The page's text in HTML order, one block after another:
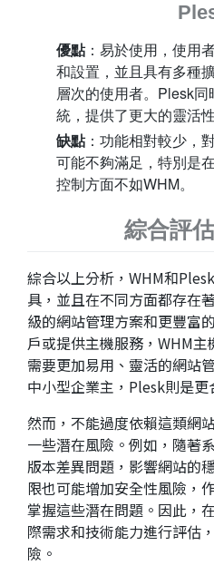
優點：易於使用，使用
和設置，並且具有多種
層次的使用者。Plesk
統，提供了更大的靈活性
缺點：功能相對較少，
可能不夠滿足，特別是
控制方面不如WHM。
綜合評
綜合以上分析，WHM和
具，並且在不同方面都存在
級的網站管理方案和更豐富
戶或提供主機服務，WHM
需要更加易用、靈活的網站
中小型企業主，Plesk則是更
然而，不能過度依賴這類網
一些潛在風險。例如，隨著
版本差異問題，影響網站的
限也可能增加安全性風險，
掌握這些潛在問題。因此，
際需求和技術能力進行評估
險。